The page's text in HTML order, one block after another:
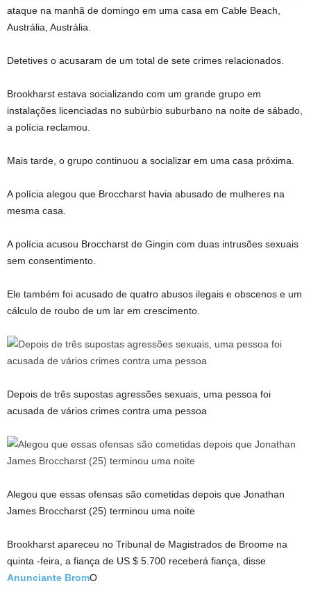
ataque na manhã de domingo em uma casa em Cable Beach,
Austrália, Austrália.
Detetives o acusaram de um total de sete crimes relacionados.
Brookharst estava socializando com um grande grupo em
instalações licenciadas no subúrbio suburbano na noite de sábado,
a polícia reclamou.
Mais tarde, o grupo continuou a socializar em uma casa próxima.
A polícia alegou que Broccharst havia abusado de mulheres na
mesma casa.
A polícia acusou Broccharst de Gingin com duas intrusões sexuais
sem consentimento.
Ele também foi acusado de quatro abusos ilegais e obscenos e um
cálculo de roubo de um lar em crescimento.
Depois de três supostas agressões sexuais, uma pessoa foi
acusada de vários crimes contra uma pessoa
Alegou que essas ofensas são cometidas depois que Jonathan
James Broccharst (25) terminou uma noite
Brookharst apareceu no Tribunal de Magistrados de Broome na
quinta -feira, a fiança de US $ 5.700 receberá fiança, disse
Anunciante BromO